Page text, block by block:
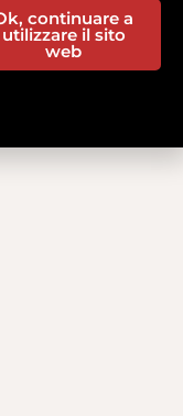
continuare a
utilizzare il sito
web